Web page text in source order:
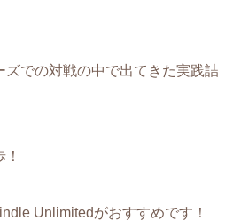
ズでの対戦の中で出てきた実践詰
Unlimitedがおすすめです！